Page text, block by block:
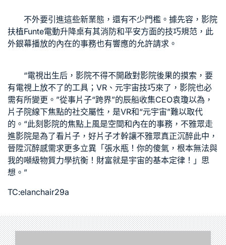
不外要引進這些新業態，還有不少門檻。據先容，影院
扶植Funte電動升降桌有其消防和平安方面的技巧規范，此
外銀幕播放的內在的事務也有響應的允許請求。
“電視出生后，影院不得不開啟對影院後果的摸索，要
有電視上放不了的工具；VR、元宇宙技巧來了，影院也必
需有所變更。”從事片子“跨界”的辰船收集CEO袁瓊以為，
片子院線下焦點的社交屬性，是VR和“元宇宙”難以取代
的。“此刻影院的焦點上風是空間和內在的事務，不雅眾走
進影院是為了看片子，好片子才幹讓不雅眾真正沉醉此中，
晉陞沉醉感需求更多立異「張水瓶！你的傻氣，根本無法與
我的噸級物質力學抗衡！財富就是宇宙的基本定律！」思
想。”
TC:elanchair29a